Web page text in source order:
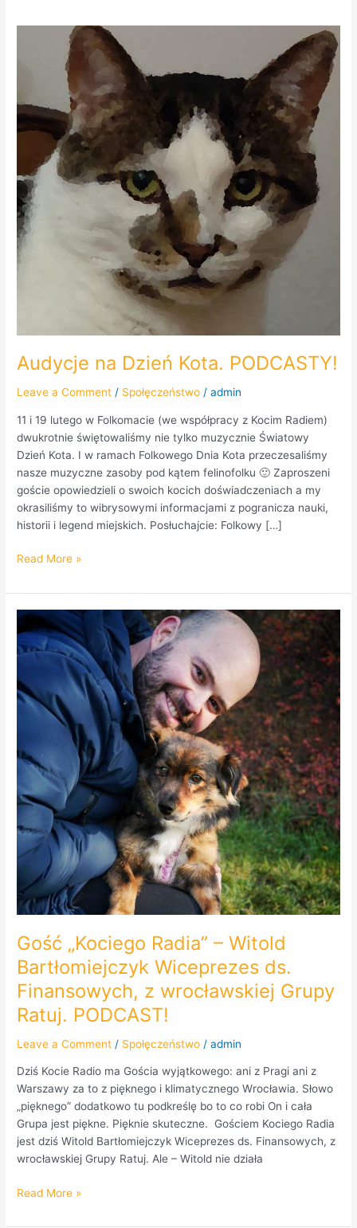
Audycje na Dzień Kota. PODCASTY!
Leave a Comment / Społęczeństwo /admin
11 i 19 lutego w Folkomacie (we współpracy z Kocim Radiem)
dwukrotnie świętowaliśmy nie tylko muzycznie Światowy
Dzień Kota. I w ramach Folkowego Dnia Kota przeczesaliśmy
nasze muzyczne zasoby pod kątem felinofolku 🙂 Zaproszeni
goście opowiedzieli o swoich kocich doświadczeniach a my
okrasiliśmy to wibrysowymi informacjami z pogranicza nauki,
historii i legend miejskich. Posłuchajcie: Folkowy […]
PODCASTY!
Read More »
Gość „Kociego Radia” – Witold
Bartłomiejczyk Wiceprezes ds.
Finansowych, z wrocławskiej Grupy
Ratuj. PODCAST!
Leave a Comment / Społęczeństwo /admin
Dziś Kocie Radio ma Gościa wyjątkowego: ani z Pragi ani z
Warszawy za to z pięknego i klimatycznego Wrocławia. Słowo
„pięknego” dodatkowo tu podkreślę bo to co robi On i cała
Grupa jest piękne. Pięknie skuteczne. Gościem Kociego Radia
jest dziś Witold Bartłomiejczyk Wiceprezes ds. Finansowych, z
wrocławskiej Grupy Ratuj. Ale – Witold nie działa
Gość
„Kociego
Radia”
Witold
Bartłomiejczyk
Wiceprezes
Finansowych,
wrocławskiej
Grupy
Ratuj.
PODCAST!
Read More »